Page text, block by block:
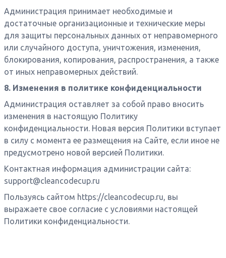
Администрация принимает необходимые и
достаточные организационные и технические меры
для защиты персональных данных от неправомерного
или случайного доступа, уничтожения, изменения,
блокирования, копирования, распространения, а также
от иных неправомерных действий.
8. Изменения в политике конфиденциальности
Администрация оставляет за собой право вносить
изменения в настоящую Политику
конфиденциальности. Новая версия Политики вступает
в силу с момента ее размещения на Сайте, если иное не
предусмотрено новой версией Политики.
Контактная информация администрации сайта:
support@cleancodecup.ru
Пользуясь сайтом https://cleancodecup.ru, вы
выражаете свое согласие с условиями настоящей
Политики конфиденциальности.